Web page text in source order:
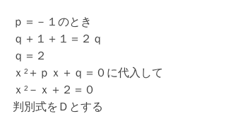
ｐ＝－１のとき
ｑ＋１＋１＝２ｑ
ｑ＝２
ｘ²＋ｐｘ＋ｑ＝０に代入して
ｘ²－ｘ＋２＝０
判別式をＤとする